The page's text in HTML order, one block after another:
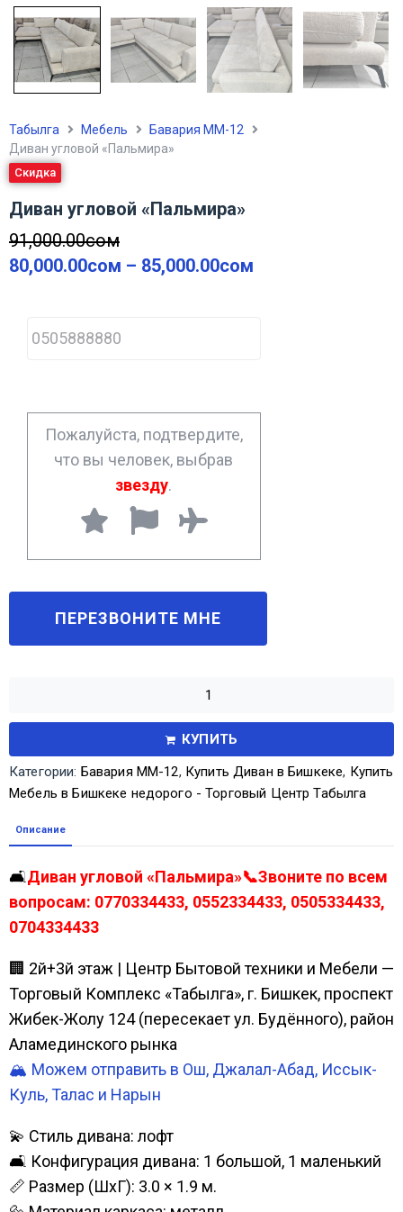
Табылга Мебель
Бавария ММ-12
Диван угловой «Пальмира»
Скидка
Диван угловой «Пальмира»
91,000.00сом
80,000.00сом – 85,000.00сом
h
o
*
Пожалуйста, подтвердите,
что вы человек, выбрав
звезду.
КУПИТЬ
Категории: Бавария ММ-12, Купить Диван в Бишкеке, Купить
Мебель в Бишкеке недорого - Торговый Центр Табылга
Описание
🛋️Диван угловой «Пальмира»📞Звоните по всем
вопросам: 0770334433, 0552334433, 0505334433,
0704334433
🏢 2й+3й этаж | Центр Бытовой техники и Мебели —
Торговый Комплекс «Табылга», г. Бишкек, проспект
Жибек-Жолу 124 (пересекает ул. Будённого), район
Аламединского рынка
🏔️ Можем отправить в Ош, Джалал-Абад, Иссык-
Куль, Талас и Нарын
💫 Стиль дивана: лофт
🛋️ Конфигурация дивана: 1 большой, 1 маленький
📏 Размер (ШхГ): 3.0 × 1.9 м.